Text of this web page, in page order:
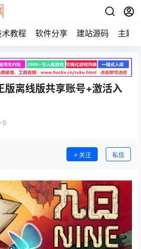
术教程 软件分享 建站源码 主题
版离线版共享账号+激活入
0
关注 私信